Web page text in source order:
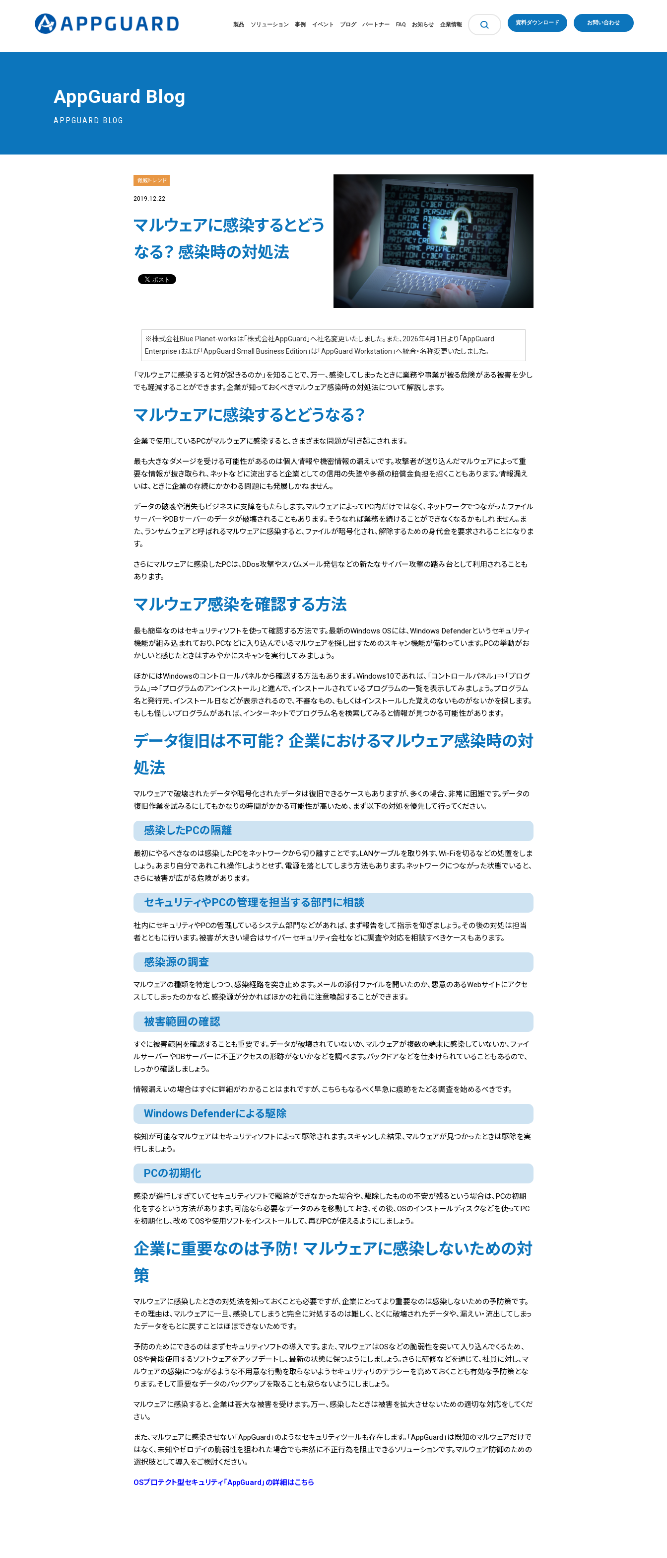
製品 ソリューション 事例 イベント ブログ パートナー FAQ お知らせ 企業情報 資料ダウンロード お問い合わせ
AppGuard Blog
APPGUARD BLOG
脅威トレンド
2019.12.22
マルウェアに感染するとどう
なる？ 感染時の対処法
※株式会社Blue Planet-worksは「株式会社AppGuard」へ社名変更いたしました。また、2026年4月1日より「AppGuard
Enterprise」および「AppGuard Small Business Edition」は「AppGuard Workstation」へ統合・名称変更いたしました。
「マルウェアに感染すると何が起きるのか」を知ることで、万一、感染してしまったときに業務や事業が被る危険がある被害を少し
でも軽減することができます。企業が知っておくべきマルウェア感染時の対処法について解説します。
マルウェアに感染するとどうなる？
企業で使用しているPCがマルウェアに感染すると、さまざまな問題が引き起こされます。
最も大きなダメージを受ける可能性があるのは個人情報や機密情報の漏えいです。攻撃者が送り込んだマルウェアによって重
要な情報が抜き取られ、ネットなどに流出すると企業としての信用の失墜や多額の賠償金負担を招くこともあります。情報漏え
いは、ときに企業の存続にかかわる問題にも発展しかねません。
データの破壊や消失もビジネスに支障をもたらします。マルウェアによってPC内だけではなく、ネットワークでつながったファイル
サーバーやDBサーバーのデータが破壊されることもあります。そうなれば業務を続けることができなくなるかもしれません。ま
た、ランサムウェアと呼ばれるマルウェアに感染すると、ファイルが暗号化され、解除するための身代金を要求されることになりま
す。
さらにマルウェアに感染したPCは、DDos攻撃やスパムメール発信などの新たなサイバー攻撃の踏み台として利用されることも
あります。
マルウェア感染を確認する方法
最も簡単なのはセキュリティソフトを使って確認する方法です。最新のWindows OSには、Windows Defenderというセキュリティ
機能が組み込まれており、PCなどに入り込んでいるマルウェアを探し出すためのスキャン機能が備わっています。PCの挙動がお
かしいと感じたときはすみやかにスキャンを実行してみましょう。
ほかにはWindowsのコントロールパネルから確認する方法もあります。Windows10であれば、「コントロールパネル」⇒「プログ
ラム」⇒「プログラムのアンインストール」と進んで、インストールされているプログラムの一覧を表示してみましょう。プログラム
名と発行元、インストール日などが表示されるので、不審なもの、もしくはインストールした覚えのないものがないかを探します。
もしも怪しいプログラムがあれば、インターネットでプログラム名を検索してみると情報が見つかる可能性があります。
データ復旧は不可能？ 企業におけるマルウェア感染時の対
処法
マルウェアで破壊されたデータや暗号化されたデータは復旧できるケースもありますが、多くの場合、非常に困難です。データの
復旧作業を試みるにしてもかなりの時間がかかる可能性が高いため、まず以下の対処を優先して行ってください。
感染したPCの隔離
最初にやるべきなのは感染したPCをネットワークから切り離すことです。LANケーブルを取り外す、Wi-Fiを切るなどの処置をしま
しょう。あまり自分であれこれ操作しようとせず、電源を落としてしまう方法もあります。ネットワークにつながった状態でいると、
さらに被害が広がる危険があります。
セキュリティやPCの管理を担当する部門に相談
社内にセキュリティやPCの管理しているシステム部門などがあれば、まず報告をして指示を仰ぎましょう。その後の対処は担当
者とともに行います。被害が大きい場合はサイバーセキュリティ会社などに調査や対応を相談すべきケースもあります。
感染源の調査
マルウェアの種類を特定しつつ、感染経路を突き止めます。メールの添付ファイルを開いたのか、悪意のあるWebサイトにアクセ
スしてしまったのかなど、感染源が分かればほかの社員に注意喚起することができます。
被害範囲の確認
すぐに被害範囲を確認することも重要です。データが破壊されていないか、マルウェアが複数の端末に感染していないか、ファイ
ルサーバーやDBサーバーに不正アクセスの形跡がないかなどを調べます。バックドアなどを仕掛けられていることもあるので、
しっかり確認しましょう。
情報漏えいの場合はすぐに詳細がわかることはまれですが、こちらもなるべく早急に痕跡をたどる調査を始めるべきです。
Windows Defenderによる駆除
検知が可能なマルウェアはセキュリティソフトによって駆除されます。スキャンした結果、マルウェアが見つかったときは駆除を実
行しましょう。
PCの初期化
感染が進行しすぎていてセキュリティソフトで駆除ができなかった場合や、駆除したものの不安が残るという場合は、PCの初期
化をするという方法があります。可能なら必要なデータのみを移動しておき、その後、OSのインストールディスクなどを使ってPC
を初期化し、改めてOSや使用ソフトをインストールして、再びPCが使えるようにしましょう。
企業に重要なのは予防！ マルウェアに感染しないための対
策
マルウェアに感染したときの対処法を知っておくことも必要ですが、企業にとってより重要なのは感染しないための予防策です。
その理由は、マルウェアに一旦、感染してしまうと完全に対処するのは難しく、とくに破壊されたデータや、漏えい・流出してしまっ
たデータをもとに戻すことはほぼできないためです。
予防のためにできるのはまずセキュリティソフトの導入です。また、マルウェアはOSなどの脆弱性を突いて入り込んでくるため、
OSや普段使用するソフトウェアをアップデートし、最新の状態に保つようにしましょう。さらに研修などを通じて、社員に対し、マ
ルウェアの感染につながるような不用意な行動を取らないようセキュリティリのテラシーを高めておくことも有効な予防策とな
ります。そして重要なデータのバックアップを取ることも怠らないようにしましょう。
マルウェアに感染すると、企業は甚大な被害を受けます。万一、感染したときは被害を拡大させないための適切な対応をしてくだ
さい。
また、マルウェアに感染させない「AppGuard」のようなセキュリティツールも存在します。「AppGuard」は既知のマルウェアだけで
はなく、未知やゼロデイの脆弱性を狙われた場合でも未然に不正行為を阻止できるソリューションです。マルウェア防御のための
選択肢として導入をご検討ください。
OSプロテクト型セキュリティ「AppGuard」の詳細はこちら